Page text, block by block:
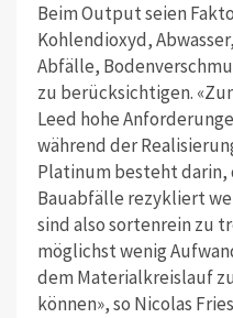
Beim Output seien
Kohlendioxyd,
Abfälle,
zu berücksichtigen.
Leed hohe
während der
Platinum besteht darin,
Bauabfälle rezykliert
sind also sortenrein zu
möglichst wenig
dem Materialkreislauf
können», so Nicolas